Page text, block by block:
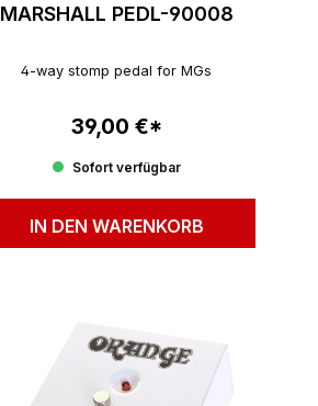
MARSHALL PEDL-90008
4-way stomp pedal for MGs
Regulärer Preis:
39,00 €*
Sofort verfügbar
IN DEN WARENKORB